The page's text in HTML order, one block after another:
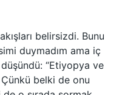
belirsizdi. Bunu
duymadım ama iç
“Etiyopya ve
Çünkü belki de onu